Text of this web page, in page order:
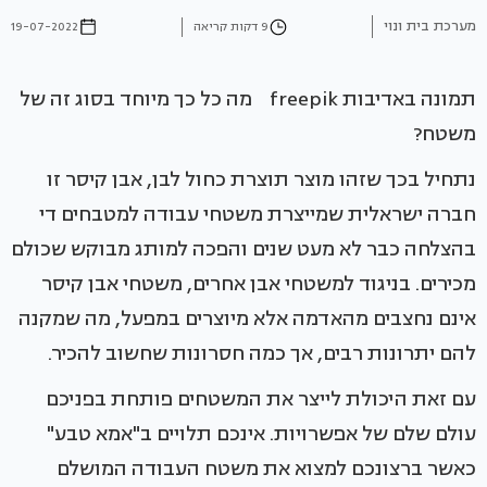
מערכת בית ונוי 9 דקות קריאה 19-07-2022
תמונה באדיבות freepik מה כל כך מיוחד בסוג זה של
משטח?
נתחיל בכך שזהו מוצר תוצרת כחול לבן, אבן קיסר זו
חברה ישראלית שמייצרת משטחי עבודה למטבחים די
בהצלחה כבר לא מעט שנים והפכה למותג מבוקש שכולם
מכירים. בניגוד למשטחי אבן אחרים, משטחי אבן קיסר
אינם נחצבים מהאדמה אלא מיוצרים במפעל, מה שמקנה
להם יתרונות רבים, אך כמה חסרונות שחשוב להכיר.
עם זאת היכולת לייצר את המשטחים פותחת בפניכם
עולם שלם של אפשרויות. אינכם תלויים ב"אמא טבע"
כאשר ברצונכם למצוא את משטח העבודה המושלם